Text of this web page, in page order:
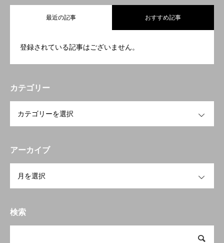
最近の記事 おすすめ記事
登録されている記事はございません。
カテゴリー
アーカイブ
検索